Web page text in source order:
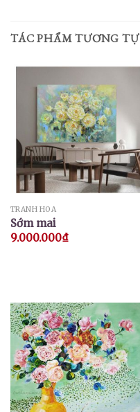
TÁC PHẨM TƯƠNG TỰ
TRANH HOA
Sớm mai
9.000.000₫